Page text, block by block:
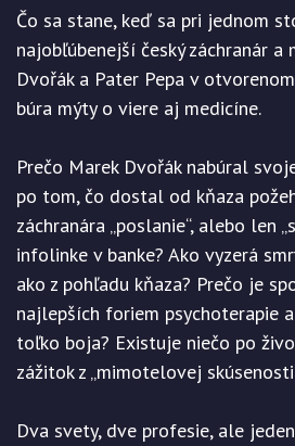
Čo sa stane, keď sa pri jednom
najobľúbenejší český záchranár a
Dvořák a Pater Pepa v
búra mýty o viere aj medicíne.
Prečo Marek Dvořák nabúral
po tom, čo dostal od kňaza
záchranára „poslanie“, alebo len
infolinke v banke? Ako vyzerá
ako z pohľadu kňaza? Prečo je
najlepších foriem psychoterapie
toľko boja? Existuje niečo po
zážitok z „mimotelovej
Dva svety, dve profesie, ale